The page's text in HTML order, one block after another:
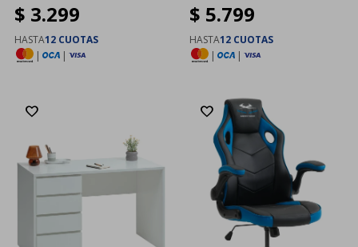
$ 3.299
HASTA12 CUOTAS
|
|
$ 5.799
HASTA12 CUOTAS
|
|